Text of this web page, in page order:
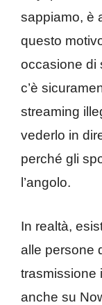
sappiamo, è
questo
occasione di
c’è
streaming
vederlo in
perché gli
l’angolo.
In realtà,
alle persone
trasmissione
anche su